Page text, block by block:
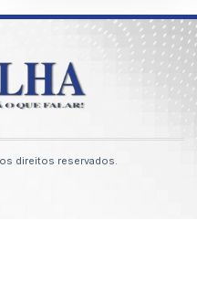
direitos reservados.